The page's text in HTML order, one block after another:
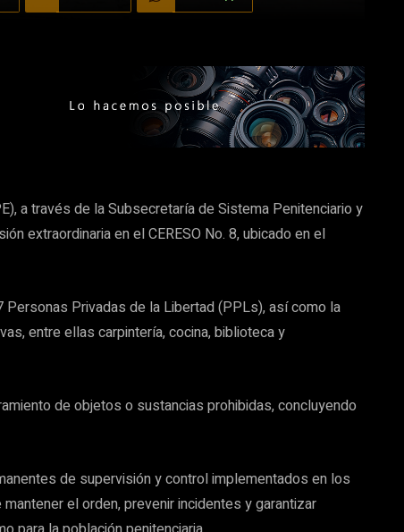
a través de la Subsecretaría de Sistema Penitenciario y
extraordinaria en el CERESO No. 8, ubicado en el
Privadas de la Libertad (PPLs), así como la
entre ellas carpintería, cocina, biblioteca y
de objetos o sustancias prohibidas, concluyendo
de supervisión y control implementados en los
el orden, prevenir incidentes y garantizar